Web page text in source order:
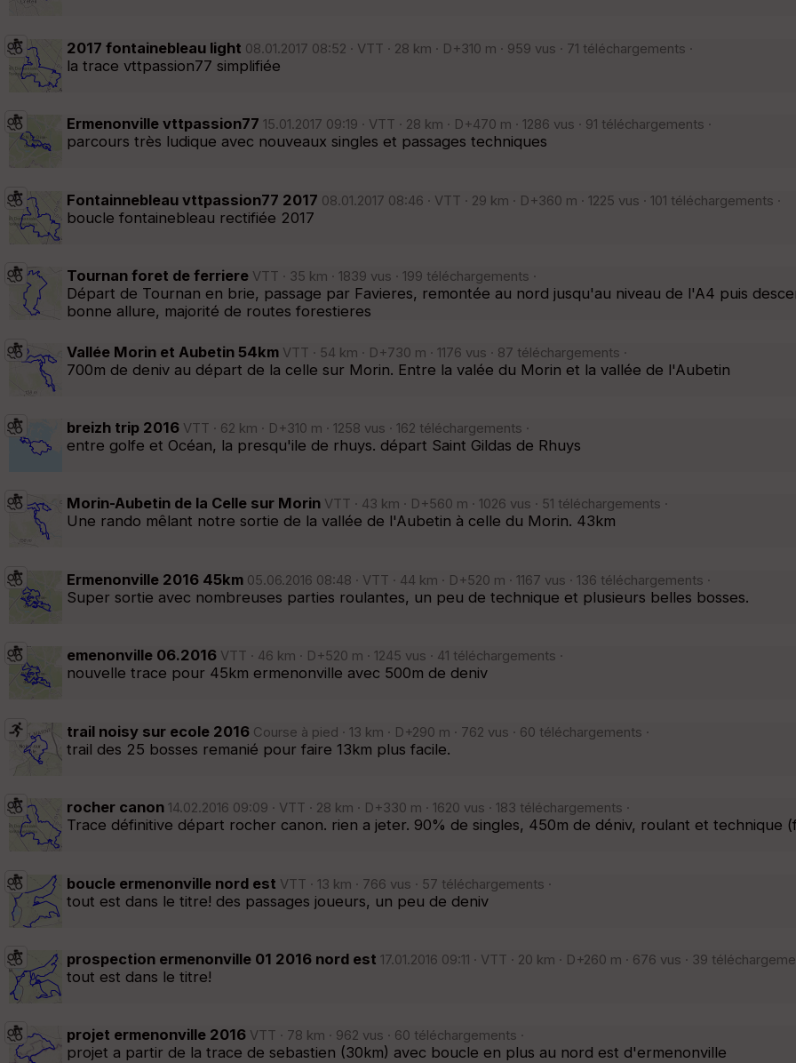
2017 fontainebleau light 08.01.2017 08:52 · VTT · 28 km · D+310 m · 959 vus · 71 téléchargements ·
la trace vttpassion77 simplifiée
Ermenonville vttpassion77 15.01.2017 09:19 · VTT · 28 km · D+470 m · 1286 vus · 91 téléchargements ·
parcours très ludique avec nouveaux singles et passages techniques
Fontainnebleau vttpassion77 2017 08.01.2017 08:46 · VTT · 29 km · D+360 m · 1225 vus · 101 téléchargements ·
boucle fontainebleau rectifiée 2017
Tournan foret de ferriere VTT · 35 km · 1839 vus · 199 téléchargements ·
Départ de Tournan en brie, passage par Favieres, remontée au nord jusqu'au niveau de l'A4 puis
bonne allure, majorité de routes forestieres
Vallée Morin et Aubetin 54km VTT · 54 km · D+730 m · 1176 vus · 87 téléchargements ·
700m de deniv au départ de la celle sur Morin. Entre la valée du Morin et la vallée de l'Aubetin
breizh trip 2016 VTT · 62 km · D+310 m · 1258 vus · 162 téléchargements ·
entre golfe et Océan, la presqu'ile de rhuys. départ Saint Gildas de Rhuys
Morin-Aubetin de la Celle sur Morin VTT · 43 km · D+560 m · 1026 vus · 51 téléchargements ·
Une rando mêlant notre sortie de la vallée de l'Aubetin à celle du Morin. 43km
Ermenonville 2016 45km 05.06.2016 08:48 · VTT · 44 km · D+520 m · 1167 vus · 136 téléchargements ·
Super sortie avec nombreuses parties roulantes, un peu de technique et plusieurs belles bosses.
emenonville 06.2016 VTT · 46 km · D+520 m · 1245 vus · 41 téléchargements ·
nouvelle trace pour 45km ermenonville avec 500m de deniv
trail noisy sur ecole 2016 Course à pied · 13 km · D+290 m · 762 vus · 60 téléchargements ·
trail des 25 bosses remanié pour faire 13km plus facile.
rocher canon 14.02.2016 09:09 · VTT · 28 km · D+330 m · 1620 vus · 183 téléchargements ·
Trace définitive départ rocher canon. rien a jeter. 90% de singles, 450m de déniv, roulant et technique
boucle ermenonville nord est VTT · 13 km · 766 vus · 57 téléchargements ·
tout est dans le titre! des passages joueurs, un peu de deniv
prospection ermenonville 01 2016 nord est 17.01.2016 09:11 · VTT · 20 km · D+260 m · 676 vus · 39
tout est dans le titre!
projet ermenonville 2016 VTT · 78 km · 962 vus · 60 téléchargements ·
projet a partir de la trace de sebastien (30km) avec boucle en plus au nord est d'ermenonville